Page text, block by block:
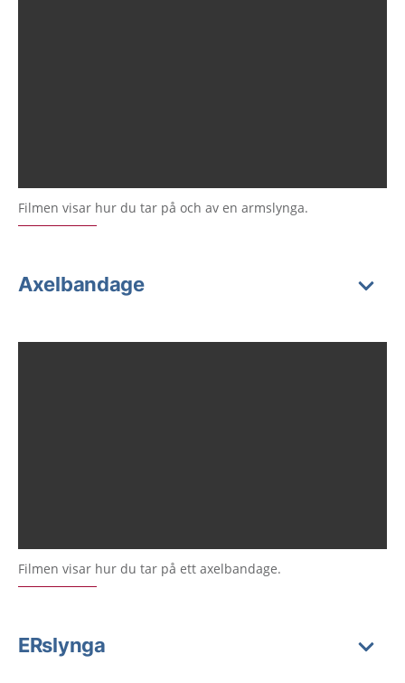
Filmen visar hur du tar på och av en armslynga.
Axelbandage
Filmen visar hur du tar på ett axelbandage.
ERslynga